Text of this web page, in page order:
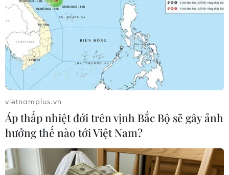
#sầu riêng #xuất khẩu sầu riêng
#sầu riêng Malaysia
#thị trường Trung Quốc
Malaysia
Theo dõi VietnamPlus
vietnamplus.vn
Áp thấp nhiệt đới trên vịnh Bắc Bộ sẽ gây ảnh
hưởng thế nào tới Việt Nam?